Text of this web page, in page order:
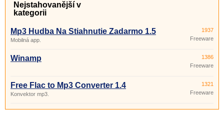
Nejstahovanější v
kategorii
Mp3 Hudba Na Stiahnutie Zadarmo 1.5
Mobilná app.
1937
Freeware
Winamp
1386
Freeware
Free Flac to Mp3 Converter 1.4
Konvektor mp3.
1321
Freeware